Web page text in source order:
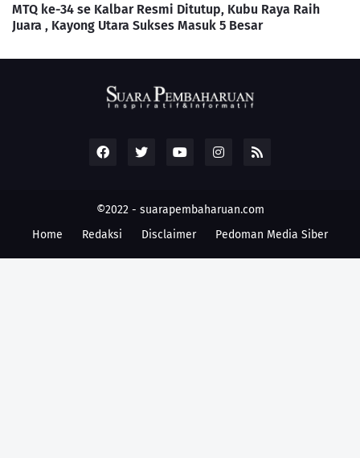
MTQ ke-34 se Kalbar Resmi Ditutup, Kubu Raya Raih
Juara , Kayong Utara Sukses Masuk 5 Besar
©2022 - suarapembaharuan.com
Home
Redaksi Disclaimer Pedoman Media Siber